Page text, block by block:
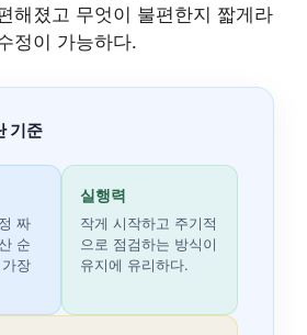
해졌고 무엇이 불편한지 짧게라
정이 가능하다.
기준
짜
순
장
실행력
작게 시작하고 주기적
으로 점검하는 방식이
유지에 유리하다.